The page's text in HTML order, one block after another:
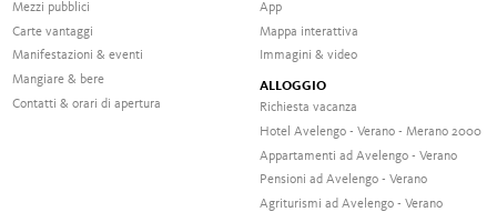
Mezzi pubblici
Carte vantaggi
Manifestazioni & eventi
Mangiare & bere
Contatti & orari di apertura
App
Mappa interattiva
Immagini & video
ALLOGGIO
Richiesta vacanza
Hotel Avelengo - Verano - Merano 2000
Appartamenti ad Avelengo - Verano
Pensioni ad Avelengo - Verano
Agriturismi ad Avelengo - Verano